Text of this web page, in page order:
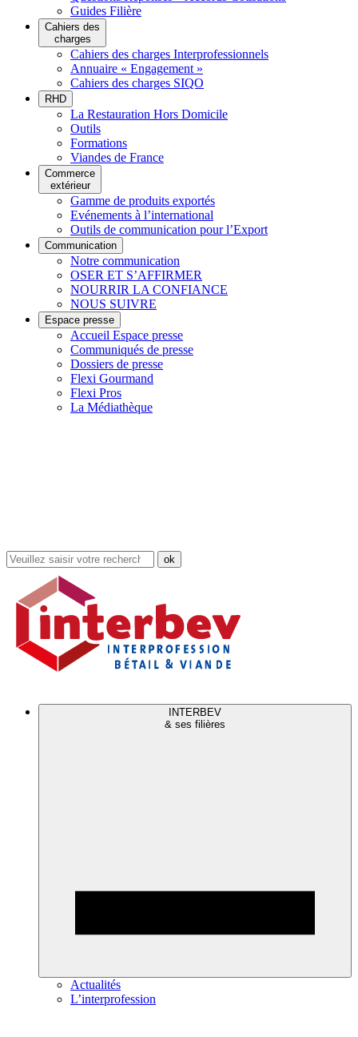
Guides Filière
Cahiers des
charges
Cahiers des charges Interprofessionnels
Annuaire « Engagement »
Cahiers des charges SIQO
RHD
La Restauration Hors Domicile
Outils
Formations
Viandes de France
Commerce
extérieur
Gamme de produits exportés
Evénements à l’international
Outils de communication pour l’Export
Communication
Notre communication
OSER ET S’AFFIRMER
NOURRIR LA CONFIANCE
NOUS SUIVRE
Espace presse
Accueil Espace presse
Communiqués de presse
Dossiers de presse
Flexi Gourmand
Flexi Pros
La Médiathèque
Rechercher
dans
site
INTERBEV
& ses filières
Actualités
L’interprofession